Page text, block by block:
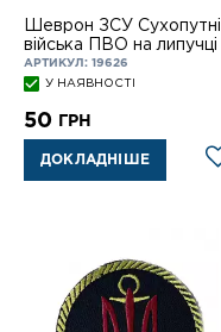
Шеврон ЗСУ Сухопутні
війська ПВО на липучці
АРТИКУЛ: 19626
У НАЯВНОСТІ
50 ГРН
ДОКЛАДНІШЕ